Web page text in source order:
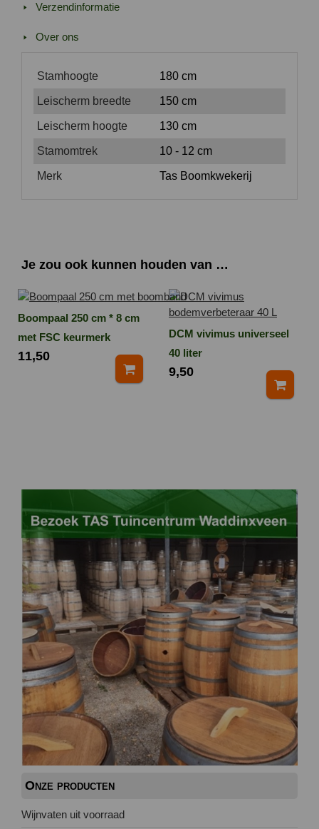
Verzendinformatie
Over ons
Stamhoogte 180 cm
Leischerm breedte 150 cm
Leischerm hoogte 130 cm
Stamomtrek 10 - 12 cm
Merk Tas Boomkwekerij
Je zou ook kunnen houden van …
Boompaal 250 cm * 8 cm
met FSC keurmerk
11,50
DCM vivimus universeel
40 liter
9,50
Onze producten
Wijnvaten uit voorraad